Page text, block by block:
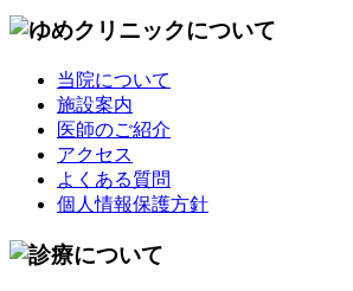
当院について
施設案内
医師のご紹介
アクセス
よくある質問
個人情報保護方針